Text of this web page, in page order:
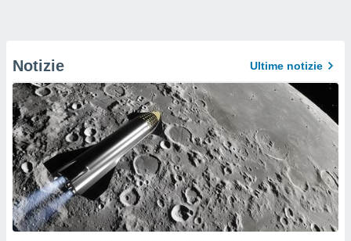
Notizie Ultime notizie